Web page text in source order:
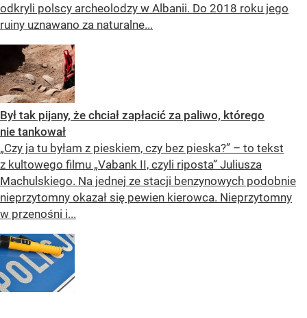
odkryli polscy archeolodzy w Albanii. Do 2018 roku jego
ruiny uznawano za naturalne...
Był tak pijany, że chciał zapłacić za paliwo, którego
nie tankował
„Czy ja tu byłam z pieskiem, czy bez pieska?” – to tekst
z kultowego filmu „Vabank II, czyli riposta” Juliusza
Machulskiego. Na jednej ze stacji benzynowych podobnie
nieprzytomny okazał się pewien kierowca. Nieprzytomny
w przenośni i...